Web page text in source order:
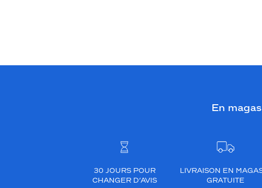
En
30 JOURS POUR
CHANGER D’AVIS
LIVRAISON EN
GRATUITE